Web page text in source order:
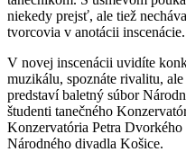
niekedy prejsť, ale tiež
tvorcovia v anotácii inscenácie.
V novej inscenácii uvidíte
muzikálu, spoznáte rivalitu,
predstaví baletný súbor
študenti tanečného
Konzervatória Petra
Národného divadla Košice.